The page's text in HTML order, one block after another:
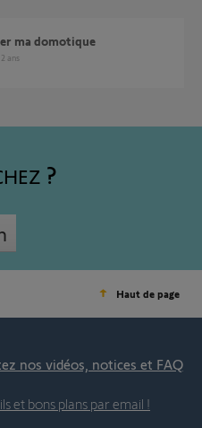
ma domotique
ans
Haut de page
nos vidéos, notices et FAQ
et bons plans par email !